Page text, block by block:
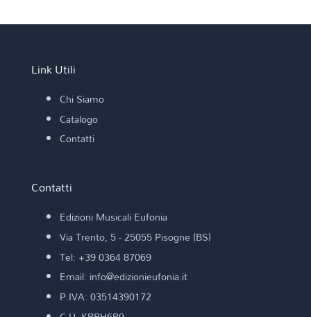
Link Utili
Chi Siamo
Catalogo
Contatti
Contatti
Edizioni Musicali Eufonia
Via Trento, 5 - 25055 Pisogne (BS)
Tel: +39 0364 87069
Email: info@edizionieufonia.it
P.IVA: 03514390172